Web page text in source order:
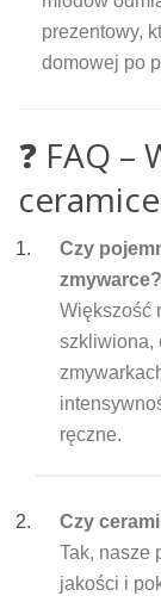
prezentowy,
domowej po
❓ FAQ
ceramice
Czy
zmywarce?
Większość
szkliwiona,
ręczne.
Czy
Tak, nasze
jakości i